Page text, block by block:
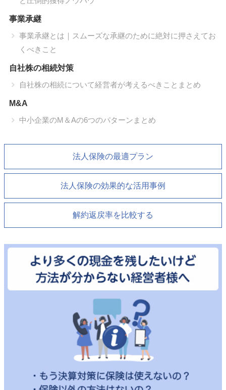
事業承継
事業承継とは｜スムーズな承継のために絶対に押さえてお
くべきこと
自社株の相続対策
自社株の相続について経営者が考えるべきことまとめ
M&A
中小企業のM＆Aの6つのパターンまとめ
法人保険の最適プラン
法人保険の効果的な活用事例
解約返戻率を比較する
通話料無料で今すぐ 予約フォームから